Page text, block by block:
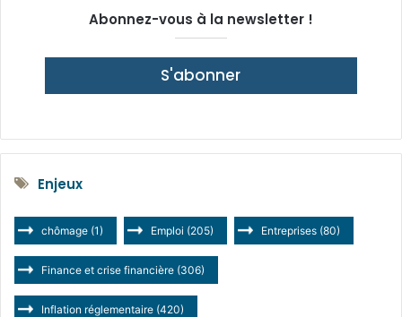
Abonnez-vous à la newsletter !
S'abonner
Enjeux
chômage (1) Emploi (205) Entreprises (80)
Finance et crise financière (306)
Inflation réglementaire (420)